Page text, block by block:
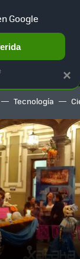
NUEVO
Tecnología
×
Google